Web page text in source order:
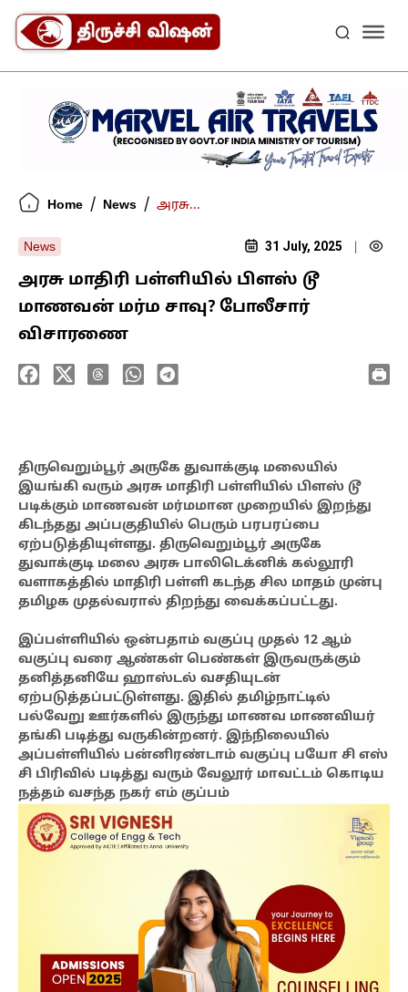
Home / News / அரசு...
News 31 July, 2025
அரசு மாதிரி பள்ளியில் பிளஸ் டூ
மாணவன் மர்ம சாவு? போலீசார்
விசாரணை
திருவெறும்பூர் அருகே துவாக்குடி மலையில்
இயங்கி வரும் அரசு மாதிரி பள்ளியில் பிளஸ் டூ
படிக்கும் மாணவன் மர்மமான முறையில் இறந்து
கிடந்தது அப்பகுதியில் பெரும் பரபரப்பை
ஏற்படுத்தியுள்ளது. திருவெறும்பூர் அருகே
துவாக்குடி மலை அரசு பாலிடெக்னிக் கல்லூரி
வளாகத்தில் மாதிரி பள்ளி கடந்த சில மாதம் முன்பு
தமிழக முதல்வரால் திறந்து வைக்கப்பட்டது.
இப்பள்ளியில் ஒன்பதாம் வகுப்பு முதல் 12 ஆம்
வகுப்பு வரை ஆண்கள் பெண்கள் இருவருக்கும்
தனித்தனியே ஹாஸ்டல் வசதியுடன்
ஏற்படுத்தப்பட்டுள்ளது. இதில் தமிழ்நாட்டில்
பல்வேறு ஊர்களில் இருந்து மாணவ மாணவியர்
தங்கி படித்து வருகின்றனர். இந்நிலையில்
அப்பள்ளியில் பன்னிரண்டாம் வகுப்பு பயோ சி எஸ்
சி பிரிவில் படித்து வரும் வேலூர் மாவட்டம் கொடிய
நத்தம் வசந்த நகர் எம் குப்பம்